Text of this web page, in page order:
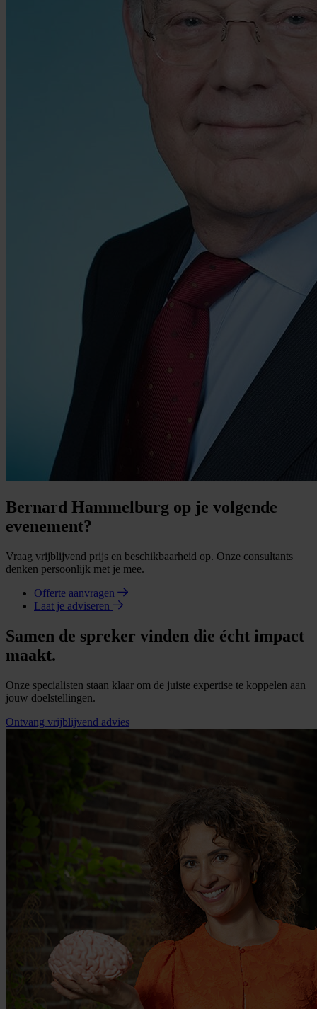
Bernard Hammelburg op je volgende
evenement?
Vraag vrijblijvend prijs en beschikbaarheid op. Onze consultants
denken persoonlijk met je mee.
Offerte aanvragen
Laat je adviseren
Samen de spreker vinden die écht impact
maakt.
Onze specialisten staan klaar om de juiste expertise te koppelen aan
jouw doelstellingen.
Ontvang vrijblijvend advies